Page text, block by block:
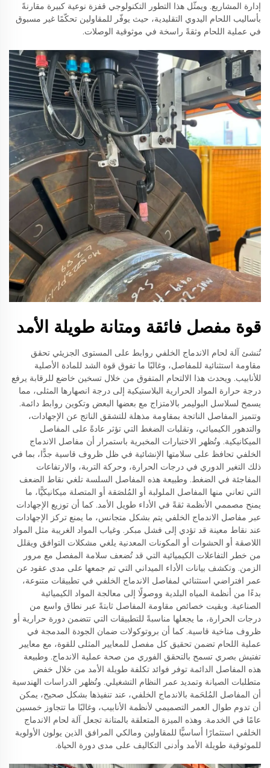
إدارة المشاريع. ويمثّل هذا التطور التكنولوجي قفزة نوعية كبيرة مقارنةً
بأساليب اللحام اليدوي التقليدية، حيث يوفّر للمقاولين تحكّمًا غير مسبوق
في عملية اللحام وثقةً راسخة في موثوقية الوصلات.
قوة مفصل فائقة ومتانة طويلة الأمد
تُنشئ آلة لحام الاندماج الخلفي روابط على المستوى الجزيئي تحقق
مقاومة استثنائية للمفاصل، وغالبًا ما تفوق قوة الشد للمادة الأصلية
للأنابيب. ويحدث هذا الالتحام المتفوق من خلال تسخين خاضع للرقابة يرفع
درجة حرارة المواد الحرارية البلاستيكية إلى درجة انصهارها المثلى، مما
يسمح لسلاسل البوليمر بالامتزاج مع بعضها البعض وتكوين روابط دائمة.
وتتميز المفاصل الناتجة بمقاومة مذهلة للتشقق الناتج عن الإجهادات،
والتدهور الكيميائي، وتقلبات الضغط التي تؤثر عادةً على المفاصل
الميكانيكية. وتُظهر الاختبارات المخبرية باستمرار أن مفاصل الاندماج
الخلفي تحافظ على سلامتها الإنشائية في ظل ظروف قاسية جدًّا، بما في
ذلك التغير الدوري في درجات الحرارة، وحركة التربة، والارتفاعات
المفاجئة في الضغط. وطبيعة هذه المفاصل السلسة تلغي نقاط الضعف
التي تعاني منها المفاصل الملولبة أو المُلصَقة أو المتصلة ميكانيكيًّا، ما
يمنح مصممي الأنظمة ثقةً في الأداء طويل الأمد. كما أن توزيع الإجهادات
عبر مفاصل الاندماج الخلفي يتم بشكل متجانس، ما يمنع تركز الإجهادات
عند نقاط معينة قد تؤدي إلى فشل مبكر. وغياب المواد الغريبة مثل المواد
اللاصقة أو الحشوات أو المكونات المعدنية يلغي مشكلات التوافق ويقلل
من خطر التفاعلات الكيميائية التي قد تُضعف سلامة المفصل مع مرور
الزمن. وتكشف بيانات الأداء الميداني التي تم جمعها على مدى عقود عن
عمر افتراضي استثنائي لمفاصل الاندماج الخلفي في تطبيقات متنوعة،
بدءًا من أنظمة المياه البلدية ووصولًا إلى معالجة المواد الكيميائية
الصناعية. وبقيت خصائص مقاومة المفاصل ثابتةً عبر نطاق واسع من
درجات الحرارة، ما يجعلها مناسبةً للتطبيقات التي تتضمن دورة حرارية أو
ظروف مناخية قاسية. كما أن بروتوكولات ضمان الجودة المدمجة في
عملية اللحام تضمن تحقيق كل مفصل للمعايير المثلى للقوة، مع معايير
تفتيش بصري تسمح بالتحقق الفوري من صحة عملية الاندماج. وطبيعة
هذه المفاصل الدائمة توفر فوائد تكلفة طويلة الأمد من خلال خفض
متطلبات الصيانة وتمديد عمر النظام التشغيلي. وتُظهر الدراسات الهندسية
أن المفاصل المُلحَمة بالاندماج الخلفي، عند تنفيذها بشكل صحيح، يمكن
أن تدوم طوال العمر التصميمي لأنظمة الأنابيب، وغالبًا ما تتجاوز خمسين
عامًا في الخدمة. وهذه الميزة المتعلقة بالمتانة تجعل آلة لحام الاندماج
الخلفي استثمارًا أساسيًّا للمقاولين ومالكي المرافق الذين يولون الأولوية
للموثوقية طويلة الأمد وأدنى التكاليف على مدى دورة الحياة.